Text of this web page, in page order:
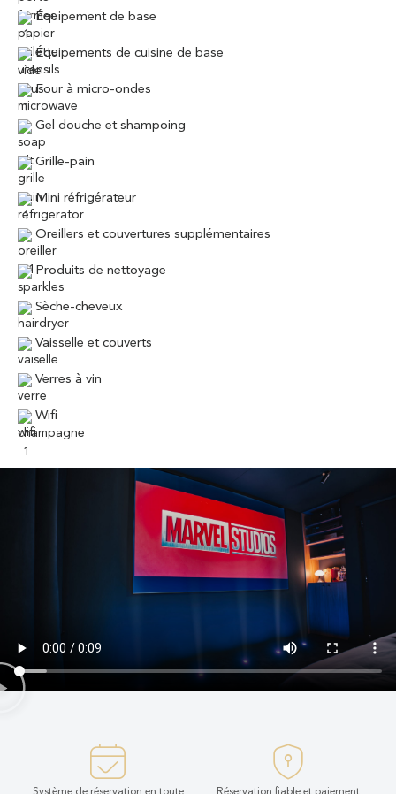
Équipement de base
Équipements de cuisine de base
Four à micro-ondes
Gel douche et shampoing
Grille-pain
Mini réfrigérateur
Oreillers et couvertures supplémentaires
Produits de nettoyage
Sèche-cheveux
Vaisselle et couverts
Verres à vin
Wifi